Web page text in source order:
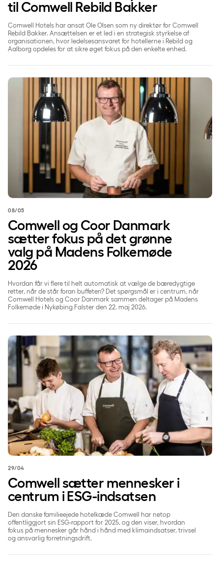
til Comwell Rebild Bakker
Comwell Hotels har ansat Ole Olsen som ny direktør for Comwell
Rebild Bakker. Ansættelsen er et led i en strategisk styrkelse af
organisationen, hvor ledelsesansvaret for hotellerne i Rebild og
Aalborg opdeles for at sikre øget fokus på den enkelte enhed.
Comwell og Coor Danmark sætter fokus på det grønne
08/05
Comwell og Coor Danmark
sætter fokus på det grønne
valg på Madens Folkemøde
2026
Hvordan får vi flere til helt automatisk at vælge de bæredygtige
retter, når de står foran buffeten? Det spørgsmål er i centrum, når
Comwell Hotels og Coor Danmark sammen deltager på Madens
Folkemøde i Nykøbing Falster den 22. maj 2026.
Comwell sætter mennesker i centrum i ESG-indsatsen
29/04
Comwell sætter mennesker i
centrum i ESG-indsatsen
Den danske familieejede hotelkæde Comwell har netop
offentliggjort sin ESG-rapport for 2025, og den viser, hvordan
fokus på mennesker går hånd i hånd med klimaindsatser, trivsel
og ansvarlig forretningsdrift.